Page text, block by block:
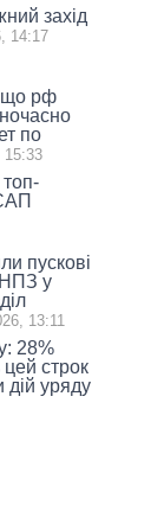
захід
14:17
що рф
по
15:33
топ-
пускові
у
13:11
28%
цей строк
дій уряду